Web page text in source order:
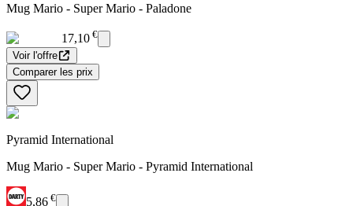
Mug Mario - Super Mario - Paladone
17,10 €
Voir l'offre
Comparer les prix
Pyramid International
Mug Mario - Super Mario - Pyramid International
5,86 €